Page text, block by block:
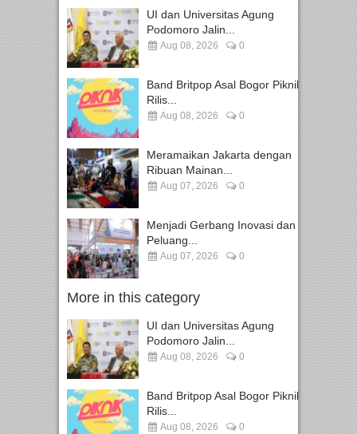
UI dan Universitas Agung
Podomoro Jalin...
Aug 08, 2026 0
Band Britpop Asal Bogor Piknik
Rilis...
Aug 08, 2026 0
Meramaikan Jakarta dengan
Ribuan Mainan...
Aug 07, 2026 0
Menjadi Gerbang Inovasi dan
Peluang...
Aug 07, 2026 0
More in this category
UI dan Universitas Agung
Podomoro Jalin...
Aug 08, 2026 0
Band Britpop Asal Bogor Piknik
Rilis...
Aug 08, 2026 0